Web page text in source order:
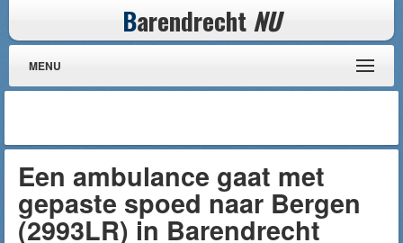
Barendrecht NU
MENU
Een ambulance gaat met
gepaste spoed naar Bergen
(2993LR) in Barendrecht